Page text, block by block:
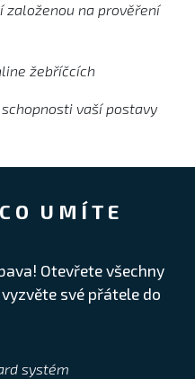
založenou na prověření
žebříčcích
vaší postavy
UMÍTE
Otevřete všechny
své přátele do
systém